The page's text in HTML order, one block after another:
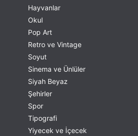
Hayvanlar
Okul
Pop Art
Retro ve Vintage
Soyut
Sinema ve Ünlüler
Siyah Beyaz
Şehirler
Spor
Tipografi
Yiyecek ve İçecek